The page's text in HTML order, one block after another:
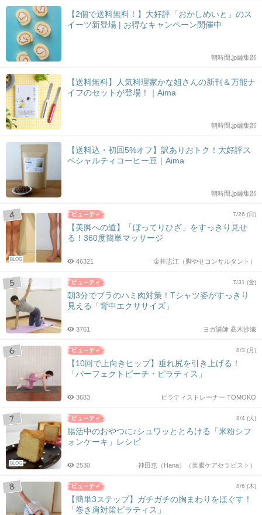
【2個で送料無料！】大好評「おかしめいと」のス
イーツ新登場 | お得なキャンペーン開催中
朝時間.jp編集部
【送料無料】人気料理家かな姐さんの新刊＆万能ナ
イフのセットが登場！｜Aima
朝時間.jp編集部
【送料込・初回5%オフ】訳ありおトク！大好評ス
ペシャルティコーヒー豆｜Aima
朝時間.jp編集部
BLOG
7/26 (日)
【美脚への道】「ぼってりひざ」をすっきり見せ
る！360度簡単マッサージ
金井志江（脚やせコンサルタント）
46321
7/31 (金)
朝3分でブラのハミ肉対策！Tシャツ姿がすっきり
見える「背中エクササイズ」
ヨガ講師 高木沙織
3761
8/3 (月)
【10回で上向きヒップ】垂れ尻を引き上げる！
「パーフェクトピーチ・ピラティス」
ピラティストレーナー TOMOKO
3683
BLOG
8/4 (火)
腸活中のおやつに♪シュワッととろける「米粉シフ
ォンケーキ」レシピ
神田恵（Hana）（美腸ケアセラピスト）
2530
8/6 (木)
【簡単3ステップ】ガチガチの胸まわりをほぐす！
「巻き肩対策ピラティス」